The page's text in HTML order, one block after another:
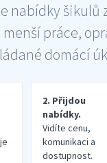
nabídky šikulů
práce,
domácí
2. Přijdou
nabídky.
Vidíte cenu,
komunikaci a
dostupnost.